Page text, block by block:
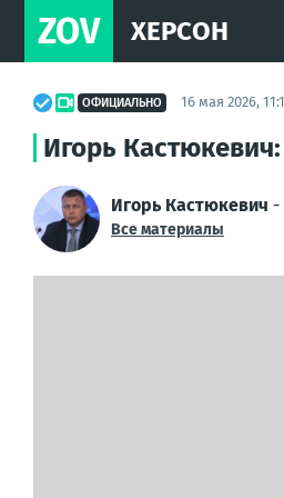
ZOV ХЕРСОН
ОФИЦИАЛЬНО 16 мая 2026,
Игорь
Игорь Кастюкевич -
Все материалы